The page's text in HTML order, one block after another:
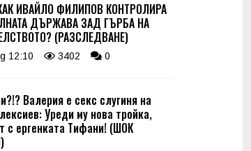
ИВАЙЛО ФИЛИПОВ КОНТРОЛИРА
ДЪРЖАВА ЗАД ГЪРБА НА
(РАЗСЛЕДВАНЕ)
12:10 3402 0
Валерия е секс слугиня на
Уреди му нова тройка,
с ергенката Тифани! (ШОК